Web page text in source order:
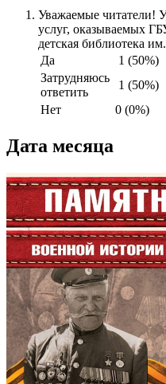
Уважаемые читатели!
услуг, оказываемых
детская библиотека
Да
1 (50%)
Затрудняюсь
ответить
1 (50%)
Нет
0 (0%)
Дата месяца